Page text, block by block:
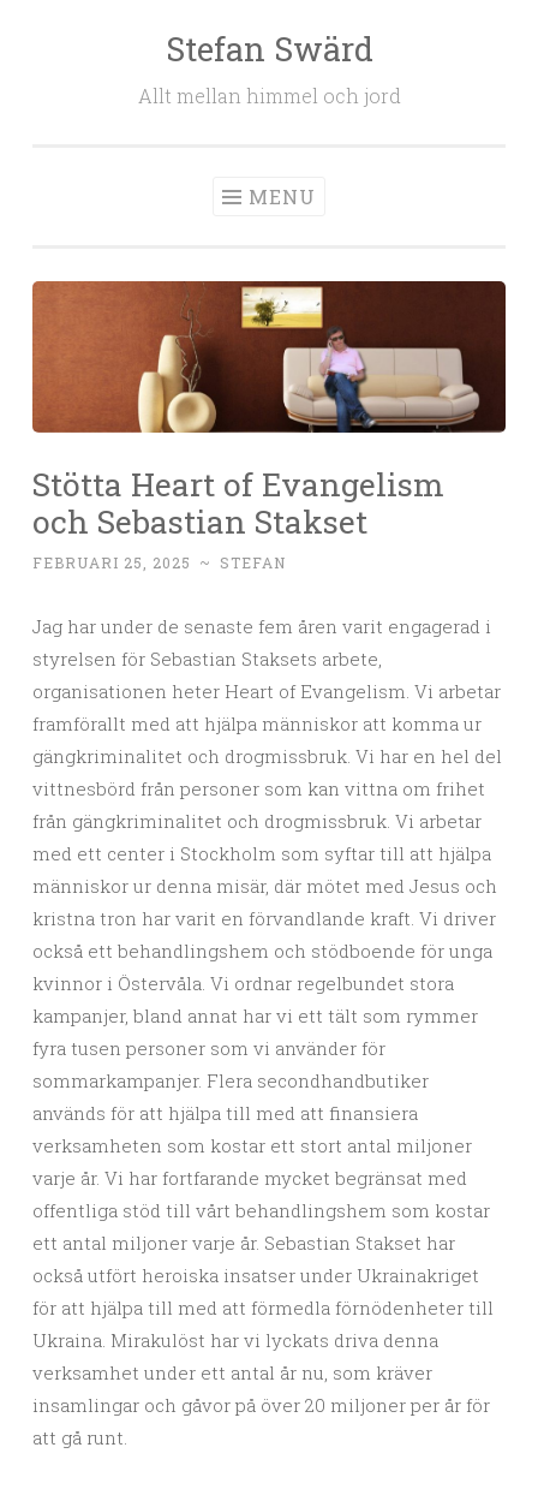
Stefan Swärd
Allt mellan himmel och jord
MENU
Stötta Heart of Evangelism
och Sebastian Stakset
FEBRUARI 25, 2025 ~ STEFAN
Jag har under de senaste fem åren varit engagerad i
styrelsen för Sebastian Staksets arbete,
organisationen heter Heart of Evangelism. Vi arbetar
framförallt med att hjälpa människor att komma ur
gängkriminalitet och drogmissbruk. Vi har en hel del
vittnesbörd från personer som kan vittna om frihet
från gängkriminalitet och drogmissbruk. Vi arbetar
med ett center i Stockholm som syftar till att hjälpa
människor ur denna misär, där mötet med Jesus och
kristna tron har varit en förvandlande kraft. Vi driver
också ett behandlingshem och stödboende för unga
kvinnor i Östervåla. Vi ordnar regelbundet stora
kampanjer, bland annat har vi ett tält som rymmer
fyra tusen personer som vi använder för
sommarkampanjer. Flera secondhandbutiker
används för att hjälpa till med att finansiera
verksamheten som kostar ett stort antal miljoner
varje år. Vi har fortfarande mycket begränsat med
offentliga stöd till vårt behandlingshem som kostar
ett antal miljoner varje år. Sebastian Stakset har
också utfört heroiska insatser under Ukrainakriget
för att hjälpa till med att förmedla förnödenheter till
Ukraina. Mirakulöst har vi lyckats driva denna
verksamhet under ett antal år nu, som kräver
insamlingar och gåvor på över 20 miljoner per år för
att gå runt.